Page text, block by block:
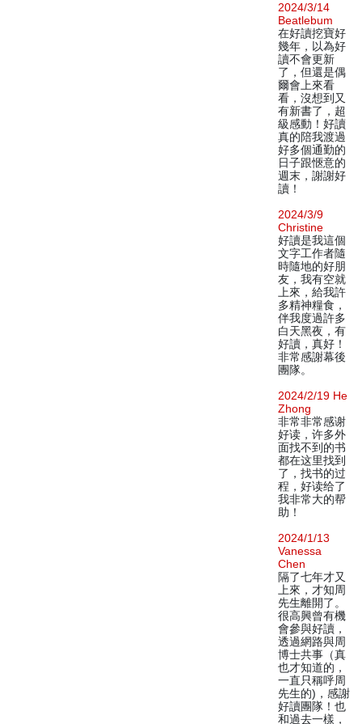
2024/3/14
Beatlebum
在好讀挖寶好
幾年，以為好
讀不會更新
了，但還是偶
爾會上來看
看，沒想到又
有新書了，超
級感動！好讀
真的陪我渡過
好多個通勤的
日子跟愜意的
週末，謝謝好
讀！
2024/3/9
Christine
好讀是我這個
文字工作者隨
時隨地的好朋
友，我有空就
上來，給我許
多精神糧食，
伴我度過許多
白天黑夜，有
好讀，真好！
非常感謝幕後
團隊。
2024/2/19 He
Zhong
非常非常感谢
好读，许多外
面找不到的书
都在这里找到
了，找书的过
程，好读给了
我非常大的帮
助！
2024/1/13
Vanessa
Chen
隔了七年才又
上來，才知周
先生離開了。
很高興曾有機
會參與好讀，
透過網路與周
博士共事（真
也才知道的，
一直只稱呼周
先生的)，感謝
好讀團隊！也
和過去一樣，